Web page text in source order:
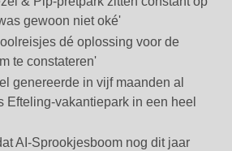
gewoon niet oké'
dé oplossing voor de
te constateren'
genereerde in vijf maanden al
Efteling-vakantiepark in een heel
AI-Sprookjesboom nog dit jaar